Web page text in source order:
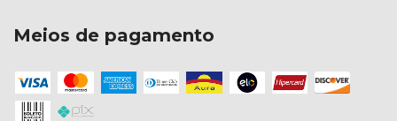
Meios de pagamento